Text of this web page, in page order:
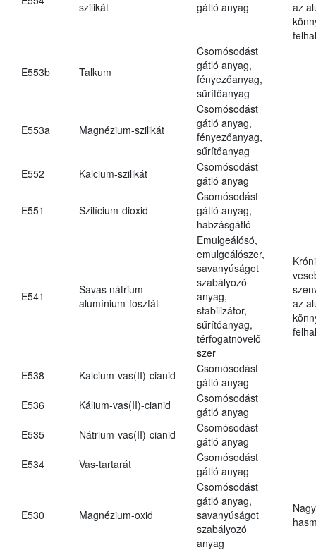
szilikát
gátló anyag
az
E553b Talkum
Csomósodást
gátló anyag,
fényezőanyag,
sűrítőanyag
E553a Magnézium-szilikát
Csomósodást
gátló anyag,
fényezőanyag,
sűrítőanyag
E552
Kalcium-szilikát
Csomósodást
gátló anyag
E551 Szilícium-dioxid
Csomósodást
gátló anyag,
habzásgátló
E541
Savas nátrium-
alumínium-foszfát
Emulgeálósó,
emulgeálószer,
savanyúságot
szabályozó
anyag,
stabilizátor,
sűrítőanyag,
térfogatnövelő
szer
az
E538 Kalcium-vas(II)-cianid
Csomósodást
gátló anyag
E536
Kálium-vas(II)-cianid
Csomósodást
gátló anyag
E535
Nátrium-vas(II)-cianid
Csomósodást
gátló anyag
E534
Vas-tartarát
Csomósodást
gátló anyag
E530 Magnézium-oxid
Csomósodást
gátló anyag,
savanyúságot
szabályozó
anyag